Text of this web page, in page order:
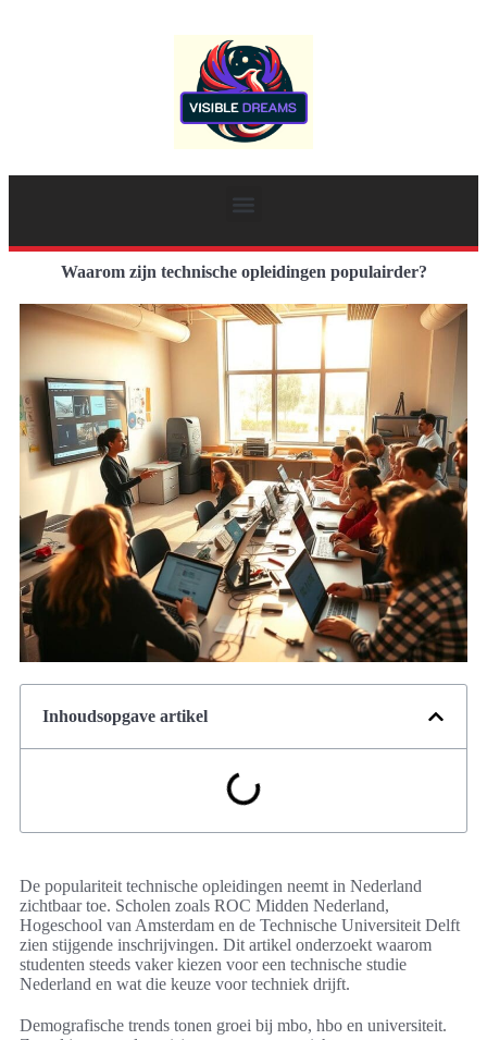
Waarom zijn technische opleidingen populairder?
Inhoudsopgave artikel
De populariteit technische opleidingen neemt in Nederland
zichtbaar toe. Scholen zoals ROC Midden Nederland,
Hogeschool van Amsterdam en de Technische Universiteit Delft
zien stijgende inschrijvingen. Dit artikel onderzoekt waarom
studenten steeds vaker kiezen voor een technische studie
Nederland en wat die keuze voor techniek drijft.
Demografische trends tonen groei bij mbo, hbo en universiteit.